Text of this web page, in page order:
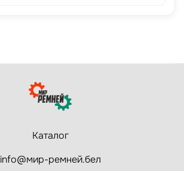
Каталог
info@мир-ремней.бел